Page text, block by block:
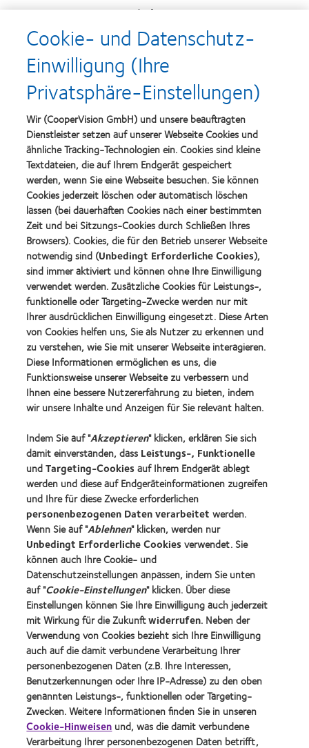
Auszeichnungen
Learn
more
about
Top-
Arbeitgeber
more
about
Silmo
d’Or-
Preis
für
das
beste
Produkt
mit
MyDay™
(2013)
Learn
more
about
VDCO
Young
Förderer
Learn
more
about
Spectaris
Mitglied
Learn
more
about
2019
BCLA
Industry
Award
Winner
Learn
more
about
German
Innovation
Award'22
Unsere Produkte
Kontaktlinsentechnologie
Kontaktlinsenspezialisten - Suche
Kontaktlinsen und Sehvermögen
Neuer Träger
Erfahrener Träger
Blog
Über CooperVision
Karriere
News-Zentrum
Kontakt
Legal
Datenschutzrichtlinie
Cookie-Hinweise
Cookie- und Datenschutz-
Einwilligung (Ihre
Privatsphäre-Einstellungen)
Wir (CooperVision GmbH) und unsere beauftragten
Dienstleister setzen auf unserer Webseite Cookies und
ähnliche Tracking-Technologien ein. Cookies sind kleine
Textdateien, die auf Ihrem Endgerät gespeichert
werden, wenn Sie eine Webseite besuchen. Sie können
Cookies jederzeit löschen oder automatisch löschen
lassen (bei dauerhaften Cookies nach einer bestimmten
Zeit und bei Sitzungs-Cookies durch Schließen Ihres
Browsers). Cookies, die für den Betrieb unserer Webseite
notwendig sind (Unbedingt Erforderliche Cookies),
sind immer aktiviert und können ohne Ihre Einwilligung
verwendet werden. Zusätzliche Cookies für Leistungs-,
funktionelle oder Targeting-Zwecke werden nur mit
Ihrer ausdrücklichen Einwilligung eingesetzt. Diese Arten
von Cookies helfen uns, Sie als Nutzer zu erkennen und
zu verstehen, wie Sie mit unserer Webseite interagieren.
Diese Informationen ermöglichen es uns, die
Funktionsweise unserer Webseite zu verbessern und
Ihnen eine bessere Nutzererfahrung zu bieten, indem
wir unsere Inhalte und Anzeigen für Sie relevant halten.
Indem Sie auf "Akzeptieren" klicken, erklären Sie sich
damit einverstanden, dass Leistungs-, Funktionelle
undTargeting-Cookiesauf Ihrem Endgerät ablegt
werden und diese auf Endgeräteinformationen zugreifen
und Ihre für diese Zwecke erforderlichen
personenbezogenen Daten verarbeitet werden.
Wenn Sie auf "Ablehnen" klicken, werden nur
Unbedingt Erforderliche Cookiesverwendet. Sie
können auch Ihre Cookie- und
Datenschutzeinstellungen anpassen, indem Sie unten
auf "Cookie-Einstellungen" klicken. Über diese
Einstellungen können Sie Ihre Einwilligung auch jederzeit
mit Wirkung für die Zukunftwiderrufen. Neben der
Verwendung von Cookies bezieht sich Ihre Einwilligung
auch auf die damit verbundene Verarbeitung Ihrer
personenbezogenen Daten (z.B. Ihre Interessen,
Benutzerkennungen oder Ihre IP-Adresse) zu den oben
genannten Leistungs-, funktionellen oder Targeting-
Zwecken. Weitere Informationen finden Sie in unseren
Cookie-Hinweisen und, was die damit verbundene
Verarbeitung Ihrer personenbezogenen Daten betrifft,